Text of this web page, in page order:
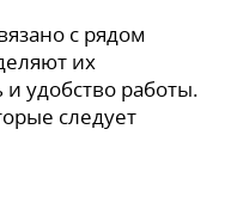
с рядом
их
и удобство работы.
следует